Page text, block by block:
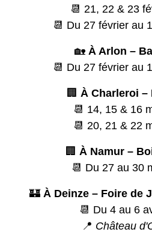
📆 21, 22 & 23
📆 Du 27 février au
🏡 À Arlon –
📆 Du 27 février au
🏢 À Charleroi –
📆 14, 15 & 16
📆 20, 21 & 22
🏢 À Namur –
📆 Du 27 au 30
🏰 À Deinze – Foire de
📆 Du 4 au 6
📍 Château